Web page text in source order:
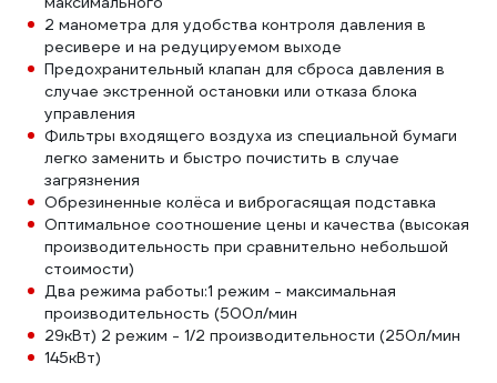
2 манометра для удобства контроля давления в
ресивере и на редуцируемом выходе
Предохранительный клапан для сброса давления в
случае экстренной остановки или отказа блока
управления
Фильтры входящего воздуха из специальной бумаги
легко заменить и быстро почистить в случае
загрязнения
Обрезиненные колёса и виброгасящая подставка
Оптимальное соотношение цены и качества (высокая
производительность при сравнительно небольшой
стоимости)
Два режима работы:1 режим - максимальная
производительность (500л/мин
29кВт) 2 режим - 1/2 производительности (250л/мин
145кВт)